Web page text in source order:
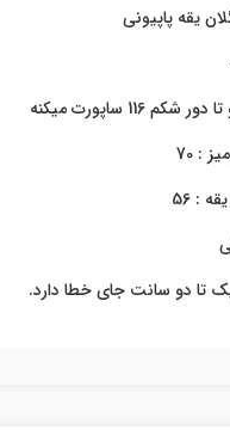
یقه پاپیونی
: 70
: 56
تا دو سانت جای خطا دارد.